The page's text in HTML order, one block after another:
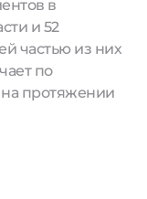
в
и 52
частью из них
по
протяжении